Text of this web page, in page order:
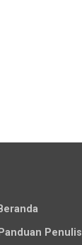
Beranda
Panduan Penulis